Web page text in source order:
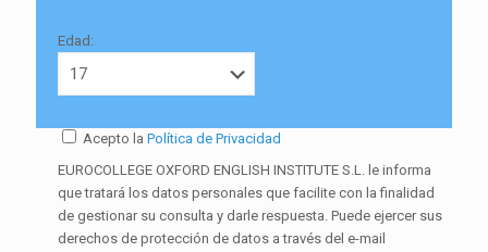
Edad:
Acepto la Política de Privacidad
EUROCOLLEGE OXFORD ENGLISH INSTITUTE S.L. le informa
que tratará los datos personales que facilite con la finalidad
de gestionar su consulta y darle respuesta. Puede ejercer sus
derechos de protección de datos a través del e-mail